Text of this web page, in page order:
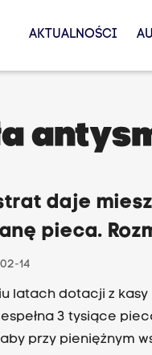
AKTUALNOŚCI
daje
pieca.
14
latach dotacji z
3 tysiące
przy pieniężnym